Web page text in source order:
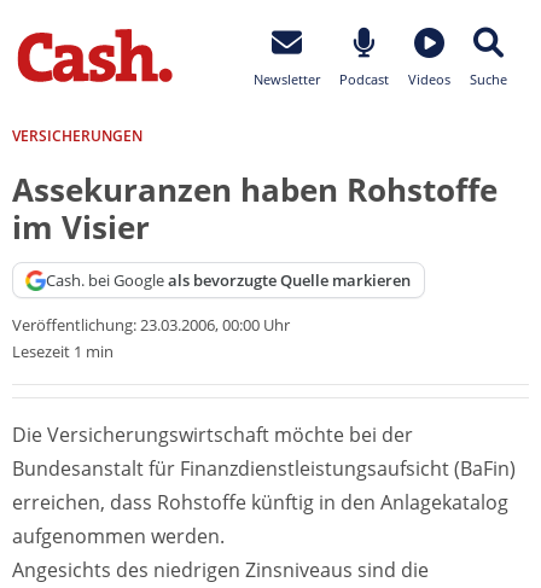
Newsletter Podcast Videos Suche
VERSICHERUNGEN
Assekuranzen haben Rohstoffe
im Visier
Cash. bei Googleals bevorzugte Quelle markieren
Veröffentlichung:23.03.2006, 00:00 Uhr
Lesezeit 1 min
Die Versicherungswirtschaft möchte bei der
Bundesanstalt für Finanzdienstleistungsaufsicht (BaFin)
erreichen, dass Rohstoffe künftig in den Anlagekatalog
aufgenommen werden.
Angesichts des niedrigen Zinsniveaus sind die